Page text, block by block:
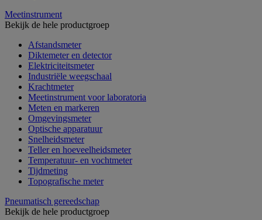
Meetinstrument
Bekijk de hele productgroep
Afstandsmeter
Diktemeter en detector
Elektriciteitsmeter
Industriële weegschaal
Krachtmeter
Meetinstrument voor laboratoria
Meten en markeren
Omgevingsmeter
Optische apparatuur
Snelheidsmeter
Teller en hoeveelheidsmeter
Temperatuur- en vochtmeter
Tijdmeting
Topografische meter
Pneumatisch gereedschap
Bekijk de hele productgroep